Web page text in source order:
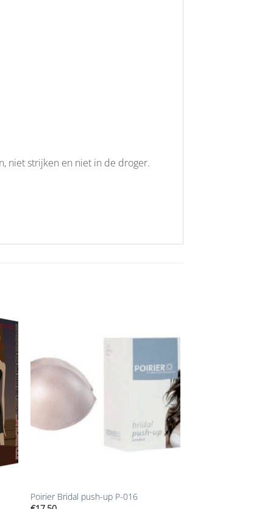
niet strijken en niet in de droger.
Aan
Poirier Bridal push-up P-016